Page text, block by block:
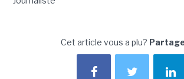
Cet article vous a plu?